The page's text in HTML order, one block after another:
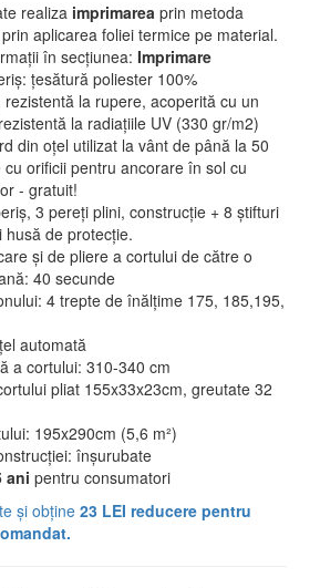
realiza imprimarea prin metoda
aplicarea foliei termice pe material.
în secțiunea: Imprimare
țesătură poliester 100%
la rupere, acoperită cu un
la radiațiile UV (330 gr/m2)
din oțel utilizat la vânt de până la 50
cu orificii pentru ancorare în sol cu
- gratuit!
3 pereți plini, construcție + 8 știfturi
husă de protecție.
şi de pliere a cortului de către o
40 secunde
4 trepte de înălțime 175, 185,195,
automată
a cortului: 310-340 cm
pliat 155x33x23cm, greutate 32
195x290cm (5,6 m²)
înșurubate
ani pentru consumatori
și obține23 LEI reducere pentru